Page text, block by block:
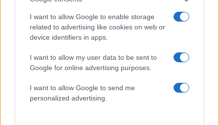
I want to allow Google to enable storage
related to advertising like cookies on web or
device identifiers in apps.
I want to allow my user data to be sent to
Google for online advertising purposes.
I want to allow Google to send me
personalized advertising.
Ακολουθήστε το Νewsit.gr στοGoogle Newsκαι
ενημερωθείτε πρώτοι για όλη την ειδησεογραφία και τα
τελευταία νέατης ημέρας